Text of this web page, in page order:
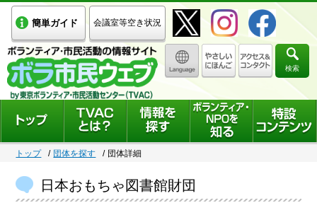
簡単ガイド 会議室等空き状況
検索
トップ 団体を探す 団体詳細
日本おもちゃ図書館財団